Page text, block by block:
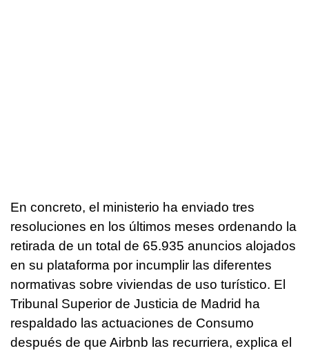
En concreto, el ministerio ha enviado tres
resoluciones en los últimos meses ordenando la
retirada de un total de 65.935 anuncios alojados
en su plataforma por incumplir las diferentes
normativas sobre viviendas de uso turístico. El
Tribunal Superior de Justicia de Madrid ha
respaldado las actuaciones de Consumo
después de que Airbnb las recurriera, explica el